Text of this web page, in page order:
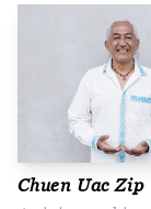
Chuen Uac Zip